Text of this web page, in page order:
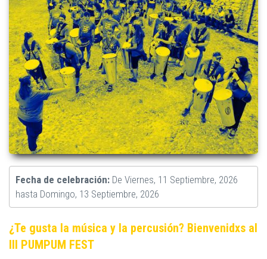
Fecha de celebración: De Viernes, 11 Septiembre, 2026
hasta Domingo, 13 Septiembre, 2026
¿Te gusta la música y la percusión? Bienvenidxs al
III PUMPUM FEST